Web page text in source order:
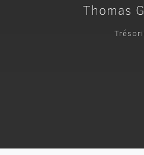
Thomas